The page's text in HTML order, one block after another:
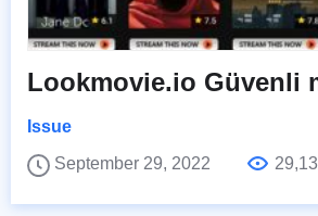
Lookmovie.io Güvenli
Issue
September 29, 2022